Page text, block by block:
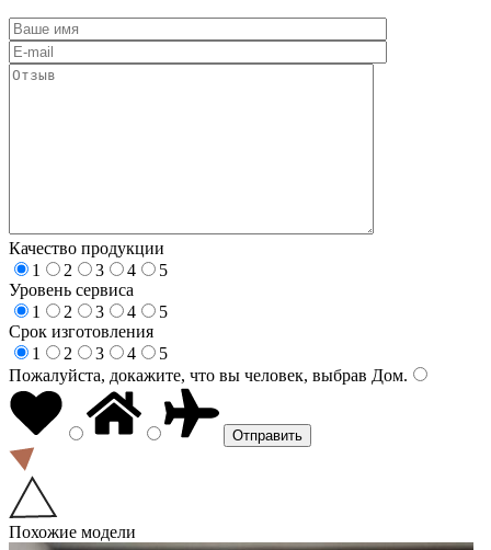
Качество продукции
1
2 3 4
5
Уровень сервиса
1
2 3 4
5
Срок изготовления
1
2 3 4
5
Пожалуйста, докажите, что вы человек, выбрав Дом.
Похожие модели